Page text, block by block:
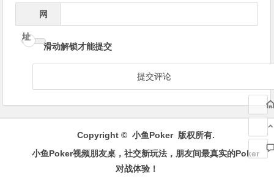
网
址
滑动解锁才能提交
Copyright © 小鱼Poker版权所有.
小鱼Poker视频朋友桌，社交新玩法，朋友间最真实的Poker
对战体验！